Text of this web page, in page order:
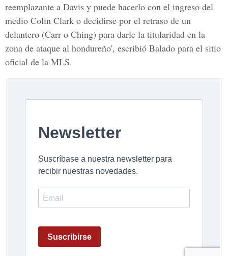
reemplazante a Davis y puede hacerlo con el ingreso del
medio Colin Clark o decidirse por el retraso de un
delantero (Carr o Ching) para darle la titularidad en la
zona de ataque al hondureño', escribió Balado para el sitio
oficial de la MLS.